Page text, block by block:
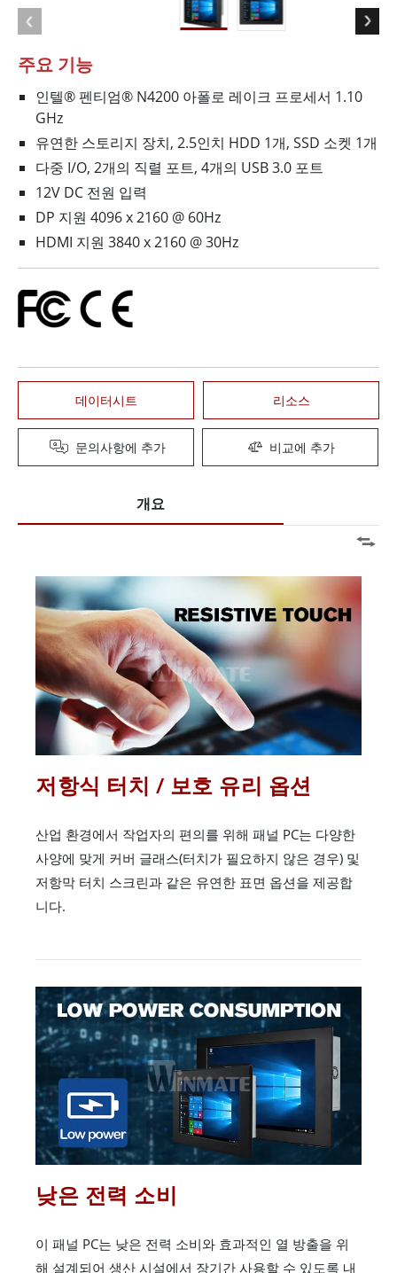
주요 기능
인텔® 펜티엄® N4200 아폴로 레이크 프로세서 1.10
GHz
유연한 스토리지 장치, 2.5인치 HDD 1개, SSD 소켓 1개
다중 I/O, 2개의 직렬 포트, 4개의 USB 3.0 포트
12V DC 전원 입력
DP 지원 4096 x 2160 @ 60Hz
HDMI 지원 3840 x 2160 @ 30Hz
데이터시트 리소스
문의사항에 추가 비교에 추가
개요
저항식 터치 / 보호 유리 옵션
산업 환경에서 작업자의 편의를 위해 패널 PC는 다양한
사양에 맞게 커버 글래스(터치가 필요하지 않은 경우) 및
저항막 터치 스크린과 같은 유연한 표면 옵션을 제공합
니다.
낮은 전력 소비
이 패널 PC는 낮은 전력 소비와 효과적인 열 방출을 위
해 설계되어 생산 시설에서 장기간 사용할 수 있도록 내